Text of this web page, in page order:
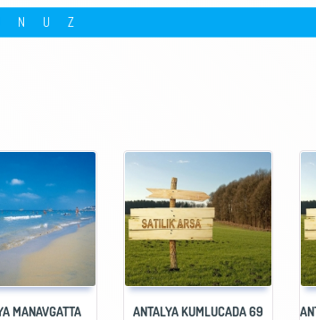
MANAVGATTA
ANTALYA KUMLUCADA 69